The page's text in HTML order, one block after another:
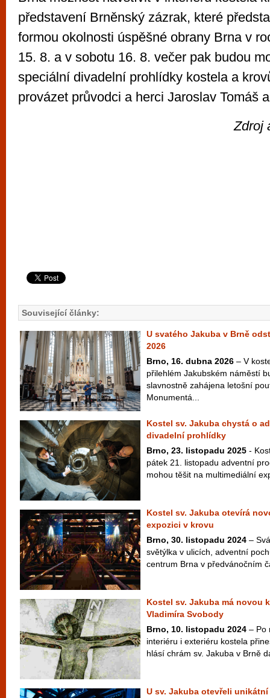
představení Brněnský zázrak, které
formou okolnosti úspěšné obrany Brna v
15. 8. a v sobotu 16. 8. večer pak budou
speciální divadelní prohlídky kostela a
provázet průvodci a herci Jaroslav Tomáš
Zdroj
Související články:
U svatého Jakuba v Brně
2026
Brno, 16. dubna 2026 – V
přilehlém Jakubském náměstí
slavnostně zahájena letošní
Monumentá...
Kostel sv. Jakuba chystá o
divadelní prohlídky
Brno, 23. listopadu 2025 -
pátek 21. listopadu adventní
mohou těšit na multimediální
Kostel sv. Jakuba otevírá
expozici v krovu
Brno, 30. listopadu 2024 –
světýlka v ulicích, adventní
centrum Brna v předvánočním
Kostel sv. Jakuba má novou
Vladimíra Svobody
Brno, 10. listopadu 2024 – Po
interiéru i exteriéru kostela
hlásí chrám sv. Jakuba v Brně
U sv. Jakuba otevřeli